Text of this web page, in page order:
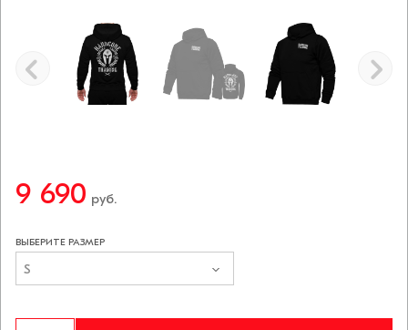
9 690 руб.
ВЫБЕРИТЕ РАЗМЕР
S